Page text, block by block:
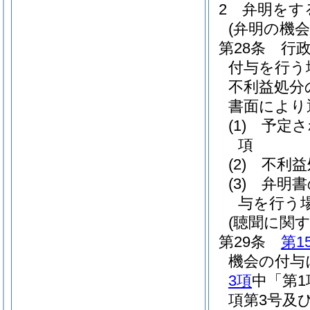
2
弁明をす
(弁明の機
第28条
行
付与を行
不利益処
書面によ
(1)
予定
項
(2)
不利
(3)
弁明
与を行う
(聴聞に関
第29条
第
機会の付
3項中「第
項第3号及